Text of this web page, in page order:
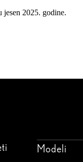
2025. godine.
Modeli